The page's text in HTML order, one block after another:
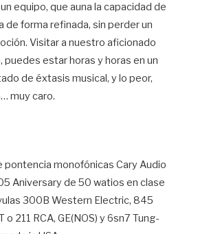
equipo, que auna la capacidad de
de forma refinada, sin perder un
Visitar a nuestro aficionado
puedes estar horas y horas en un
de éxtasis musical, y lo peor,
muy caro.
pontencia monofónicas Cary Audio
Aniversary de 50 watios en clase
300B Western Electric, 845
o 211 RCA, GE(NOS) y 6sn7 Tung-